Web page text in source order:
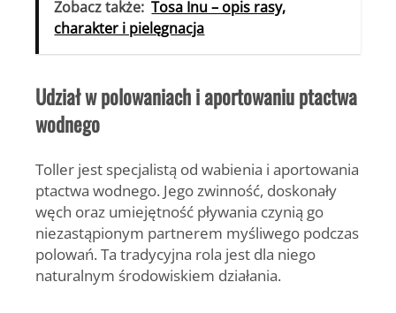
Zobacz także: Tosa Inu – opis rasy,
charakter i pielęgnacja
Udział w polowaniach i aportowaniu ptactwa
wodnego
Toller jest specjalistą od wabienia i aportowania
ptactwa wodnego. Jego zwinność, doskonały
węch oraz umiejętność pływania czynią go
niezastąpionym partnerem myśliwego podczas
polowań. Ta tradycyjna rola jest dla niego
naturalnym środowiskiem działania.